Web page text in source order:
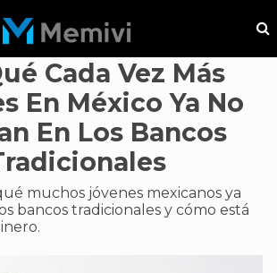
Cada Vez Más
En México Ya No
En Los Bancos
muchos jóvenes mexicanos ya
bancos tradicionales y cómo está